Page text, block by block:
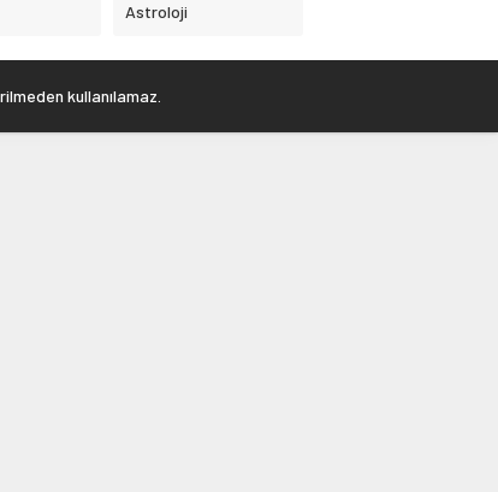
Astroloji
kullanılamaz.